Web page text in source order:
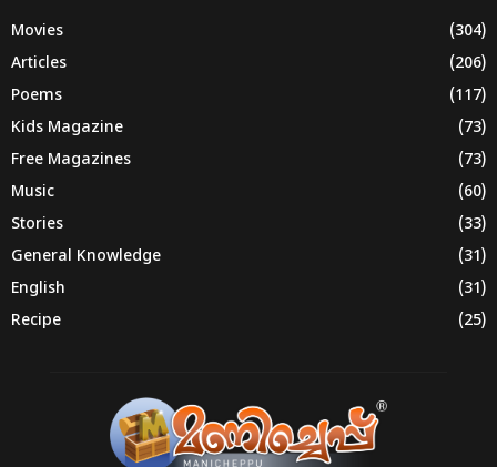
Movies
(304)
Articles
(206)
Poems
(117)
Kids Magazine
(73)
Free Magazines
(73)
Music
(60)
Stories
(33)
General Knowledge
(31)
English
(31)
Recipe
(25)